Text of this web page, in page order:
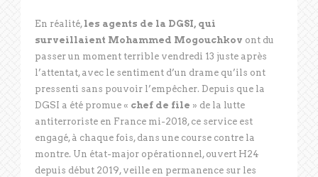
En réalité, les agents de la DGSI, qui
surveillaient Mohammed Mogouchkov ont du
passer un moment terrible vendredi 13 juste après
l’attentat, avec le sentiment d’un drame qu’ils ont
pressenti sans pouvoir l’empêcher. Depuis que la
DGSI a été promue « chef de file » de la lutte
antiterroriste en France mi-2018, ce service est
engagé, à chaque fois, dans une course contre la
montre. Un état-major opérationnel, ouvert H24
depuis début 2019, veille en permanence sur les